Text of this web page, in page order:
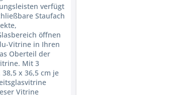
verfügt
Staufach
öffnen
Vitrine in Ihren
Oberteil der
Mit 3
x 36,5 cm je
Vitrine